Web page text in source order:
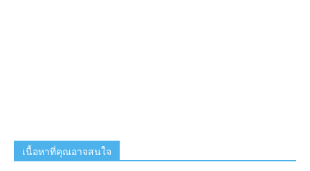
เนื้อหาที่คุณอาจสนใจ